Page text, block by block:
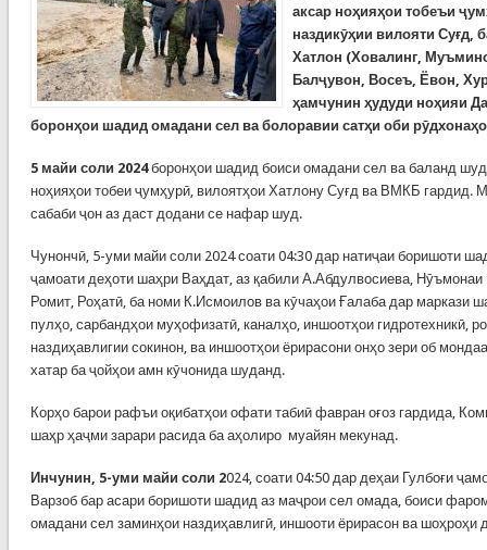
аксар ноҳияҳои тобеъи
наздикӯҳии вилояти Суғд,
Хатлон (Ховалинг,
Балҷувон, Восеъ, Ёвон,
ҳамчунин ҳудуди ноҳияи
боронҳои шадид омадани сел ва болоравии сатҳи оби
5 майи соли 2024боронҳои шадид боиси омадани сел ва баланд
ноҳияҳои тобеи ҷумҳурӣ, вилоятҳои Хатлону Суғд ва ВМКБ гардид.
сабаби ҷон аз даст додани се нафар шуд.
Чунончӣ, 5-уми майи соли 2024 соати 04:30 дар натиҷаи боришоти
ҷамоати деҳоти шаҳри Ваҳдат, аз қабили А.Абдулвосиева, Нӯъмонаи
Ромит, Роҳатӣ, ба номи К.Исмоилов ва кӯчаҳои Ғалаба дар маркази
пулҳо, сарбандҳои муҳофизатӣ, каналҳо, иншоотҳои гидротехникӣ,
наздиҳавлигии сокинон, ва иншоотҳои ёрирасони онҳо зери об
хатар ба ҷойҳои амн кӯчонида шуданд.
Корҳо барои рафъи оқибатҳои офати табиӣ фавран оғоз гардида,
шаҳр ҳаҷми зарари расида ба аҳолиро муайян мекунад.
Инчунин, 5-уми майи соли 2024, соати 04:50 дар деҳаи Гулбоғи
Варзоб бар асари боришоти шадид аз маҷрои сел омада, боиси
омадани сел заминҳои наздиҳавлигӣ, иншооти ёрирасон ва шоҳроҳи